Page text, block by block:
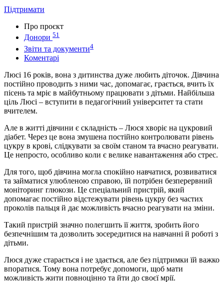
Підтримати
Про проєкт
Донори 51
Звіти та документи4
Коментарі
Люсі 16 років, вона з дитинства дуже любить діточок. Дівчина
постійно проводить з ними час, допомагає, грається, вчить їх
пісень та мріє в майбутньому працювати з дітьми. Найбільша
ціль Люсі – вступити в педагогічний університет та стати
вчителем.
Але в житті дівчини є складність – Люся хворіє на цукровий
діабет. Через це вона змушена постійно контролювати рівень
цукру в крові, слідкувати за своїм станом та вчасно реагувати.
Це непросто, особливо коли є велике навантаження або стрес.
Для того, щоб дівчина могла спокійно навчатися, розвиватися
та займатися улюбленою справою, їй потрібен безперервний
моніторинг глюкози. Це спеціальний пристрій, який
допомагає постійно відстежувати рівень цукру без частих
проколів пальця й дає можливість вчасно реагувати на зміни.
Такий пристрій значно полегшить її життя, зробить його
безпечнішим та дозволить зосередитися на навчанні й роботі з
дітьми.
Люся дуже старається і не здається, але без підтримки їй важко
впоратися. Тому вона потребує допомоги, щоб мати
можливість жити повноцінно та йти до своєї мрії.